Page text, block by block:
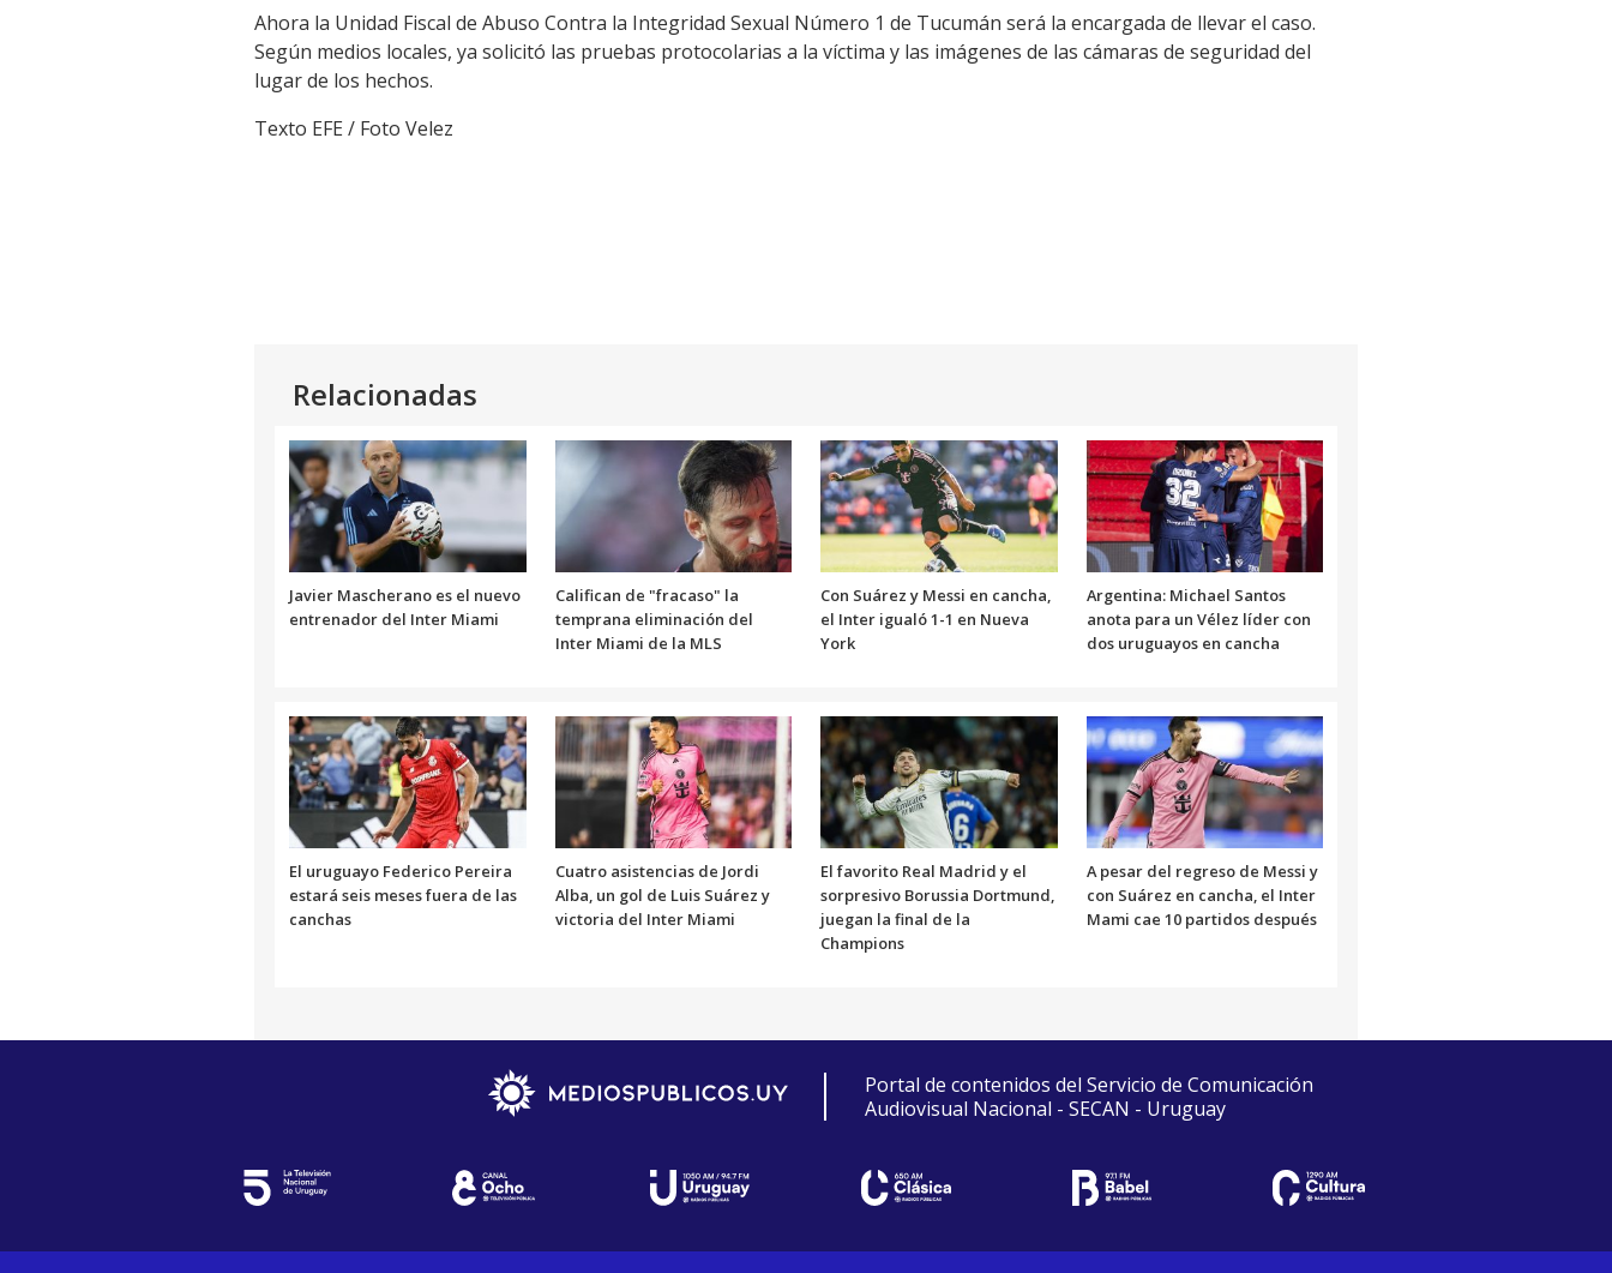
Ahora la Unidad Fiscal de Abuso Contra la Integridad Sexual Número 1 de Tucumán será la encargada de llevar el caso.
Según medios locales, ya solicitó las pruebas protocolarias a la víctima y las imágenes de las cámaras de seguridad del
lugar de los hechos.
Texto EFE / Foto Velez
Relacionadas
Javier Mascherano es el nuevo
entrenador del Inter Miami
Califican de "fracaso" la
temprana eliminación del
Inter Miami de la MLS
Con Suárez y Messi en cancha,
el Inter igualó 1-1 en Nueva
York
Argentina: Michael Santos
anota para un Vélez líder con
dos uruguayos en cancha
El uruguayo Federico Pereira
estará seis meses fuera de las
canchas
Cuatro asistencias de Jordi
Alba, un gol de Luis Suárez y
victoria del Inter Miami
El favorito Real Madrid y el
sorpresivo Borussia Dortmund,
juegan la final de la
Champions
A pesar del regreso de Messi y
con Suárez en cancha, el Inter
Mami cae 10 partidos después
Portal de contenidos del Servicio de Comunicación
Audiovisual Nacional - SECAN - Uruguay